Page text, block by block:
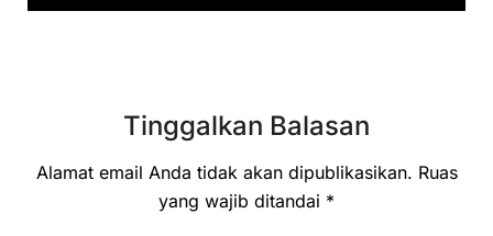
Tinggalkan Balasan
Alamat email Anda tidak akan dipublikasikan. Ruas
yang wajib ditandai *